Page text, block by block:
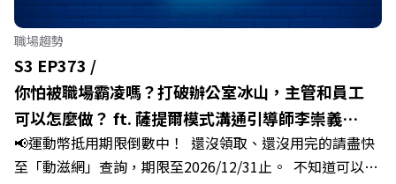
化傳統作物為高價值的精品品牌？🔺如何將自身的失敗學，
轉化為凝聚團隊與縣民認同感的力量？🔺在迎向黃金十年的
新局下，嘉義如何打造子弟能安心安居的未來？ 主持人／
遠見雜誌副社長兼遠見智庫總編輯 李建興 與談人／嘉義縣
縣長 翁章梁、立法委員 蔡易餘、財信傳媒集團董事長 謝金
河、紙風車劇團創辦人 李永豐、嘉義縣人力發展所所長 許
喻理+++++🎂歡慶遠見40歲生日！手速搶下破天荒的獨家
優惠>>>https://gvmkt.pse.is/9e5pbz✨關注《遠見》更多
職場趨勢
S3 EP373 /
你怕被職場霸凌嗎？打破辦公室冰山，主管和員工
可以怎麼做？ ft. 薩提爾模式溝通引導師李崇義、
謝佳芸
📢運動幣抵用期限倒數中！ 還沒領取、還沒用完的請盡快
至「動滋網」查詢，期限至2026/12/31止。 不知道可以在